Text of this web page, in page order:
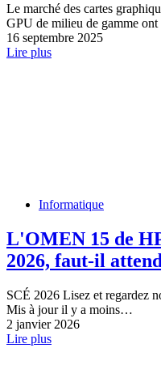
Le marché des cartes
GPU de milieu de gamme
16 septembre 2025
Lire plus
Informatique
L'OMEN 15 de
2026, faut-il
SCÉ 2026 Lisez et regardez
Mis à jour il y a moins…
2 janvier 2026
Lire plus